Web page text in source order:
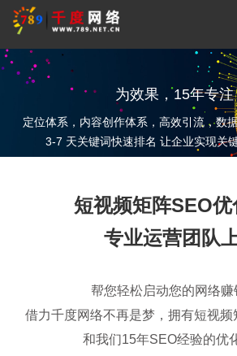
为效果，15年专注
定位体系，内容创作体系，高效引流，数
3-7 天关键词快速排名 让企业实现关
短视频矩阵SEO优
专业运营团队
帮您轻松启动您的网络赚
借力千度网络不再是梦，拥有短视
和我们15年SEO经验的优